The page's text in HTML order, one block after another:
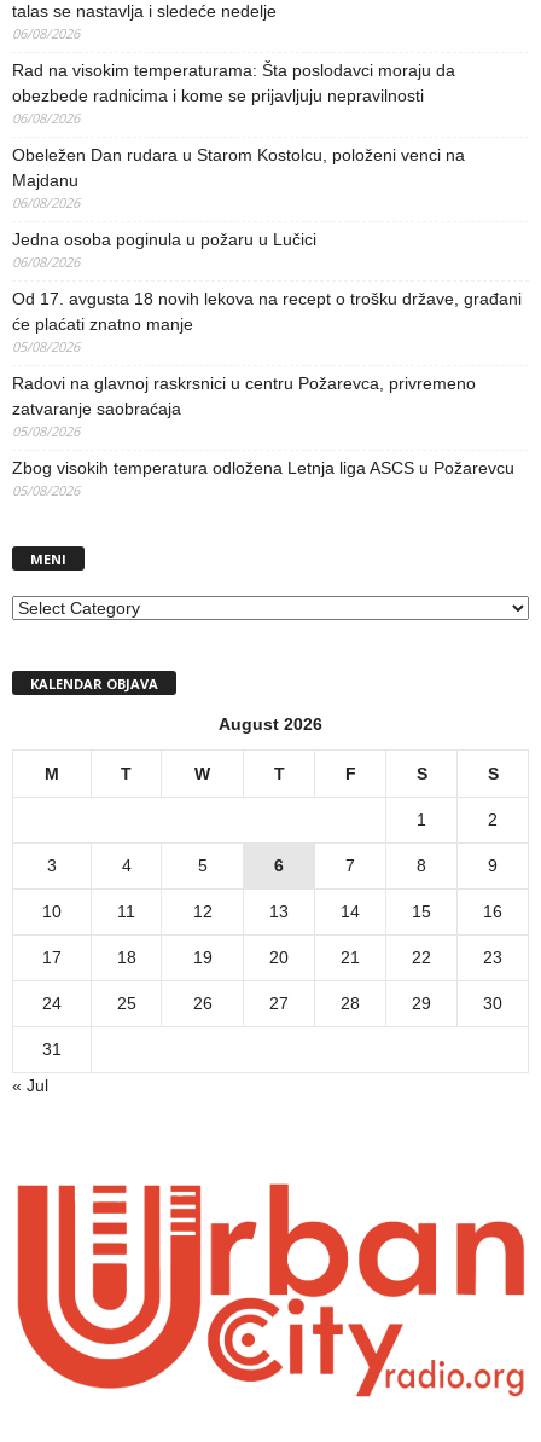
talas se nastavlja i sledeće nedelje
06/08/2026
Rad na visokim temperaturama: Šta poslodavci moraju da
obezbede radnicima i kome se prijavljuju nepravilnosti
06/08/2026
Obeležen Dan rudara u Starom Kostolcu, položeni venci na
Majdanu
06/08/2026
Jedna osoba poginula u požaru u Lučici
06/08/2026
Od 17. avgusta 18 novih lekova na recept o trošku države, građani
će plaćati znatno manje
05/08/2026
Radovi na glavnoj raskrsnici u centru Požarevca, privremeno
zatvaranje saobraćaja
05/08/2026
Zbog visokih temperatura odložena Letnja liga ASCS u Požarevcu
05/08/2026
MENI
MENI
KALENDAR OBJAVA
August 2026
M T W T F S S
1 2
3 4 5 6 7 8 9
10 11 12 13 14 15 16
17 18 19 20 21 22 23
24 25 26 27 28 29 30
31
« Jul